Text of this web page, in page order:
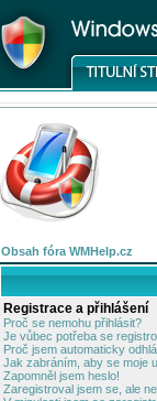
Obsah fóra WMHelp.cz
Registrace a přihlášení
Proč se nemohu přihlásit?
Je vůbec potřeba se
Proč jsem automaticky
Jak zabráním, aby se moje
Zapomněl jsem heslo!
Zaregistroval jsem se, ale